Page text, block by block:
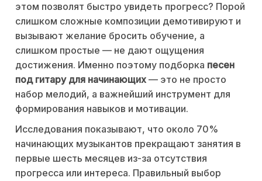
этом позволят быстро увидеть прогресс? Порой
слишком сложные композиции демотивируют и
вызывают желание бросить обучение, а
слишком простые — не дают ощущения
достижения. Именно поэтому подборка песен
под гитару для начинающих — это не просто
набор мелодий, а важнейший инструмент для
формирования навыков и мотивации.
Исследования показывают, что около 70%
начинающих музыкантов прекращают занятия в
первые шесть месяцев из-за отсутствия
прогресса или интереса. Правильный выбор